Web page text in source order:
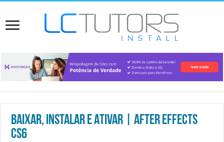
Baixar, Instalar e Ativar | After Effects
CS6